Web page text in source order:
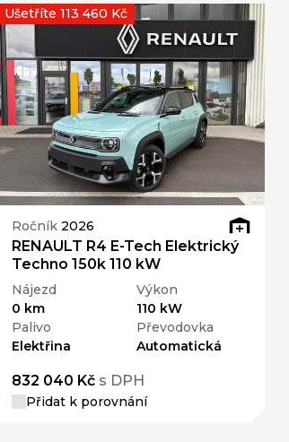
Ročník 2026
RENAULT R4 E-Tech Elektrický
Techno 150k 110 kW
Nájezd
0 km
Výkon
110 kW
Palivo
Elektřina
Převodovka
Automatická
832 040 Kčs DPH
Přidat k porovnání
Ušetříte 113 460 Kč